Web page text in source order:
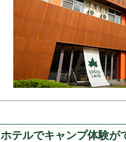
ホテルでキャンプ体験が